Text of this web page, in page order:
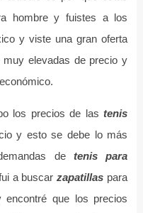
hombre y fuistes a los
y viste una gran oferta
elevadas de precio y
los precios de las tenis
y esto se debe lo más
de tenis para
a buscarzapatillas para
encontré que los precios